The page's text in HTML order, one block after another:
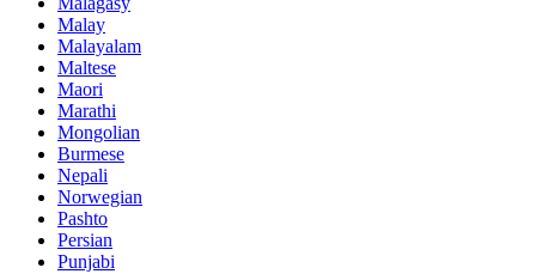
Malay
Malayalam
Maltese
Maori
Marathi
Mongolian
Burmese
Nepali
Norwegian
Pashto
Persian
Punjabi